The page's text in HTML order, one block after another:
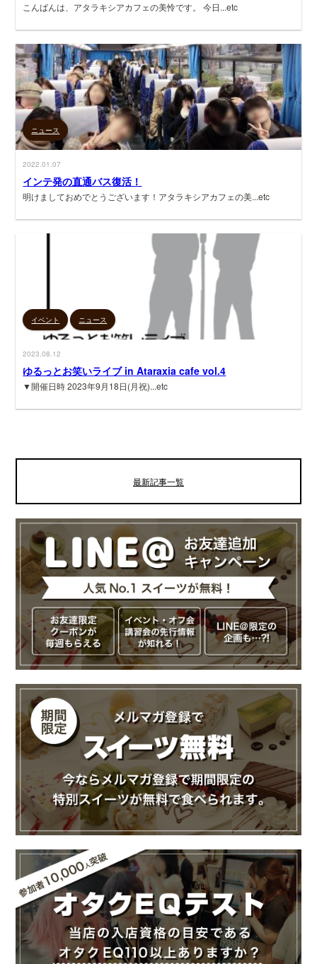
こんばんは、アタラキシアカフェの美怜です。 今日...etc
ニュース
2022.01.07
インテ発の直通バス復活！
明けましておめでとうございます！アタラキシアカフェの美...etc
イベント ニュース
2023.08.12
ゆるっとお笑いライブ in Ataraxia cafe vol.4
▼開催日時 2023年9月18日(月祝)...etc
最新記事一覧